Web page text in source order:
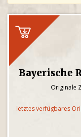
Bayerische
Originale
letztes verfügbares